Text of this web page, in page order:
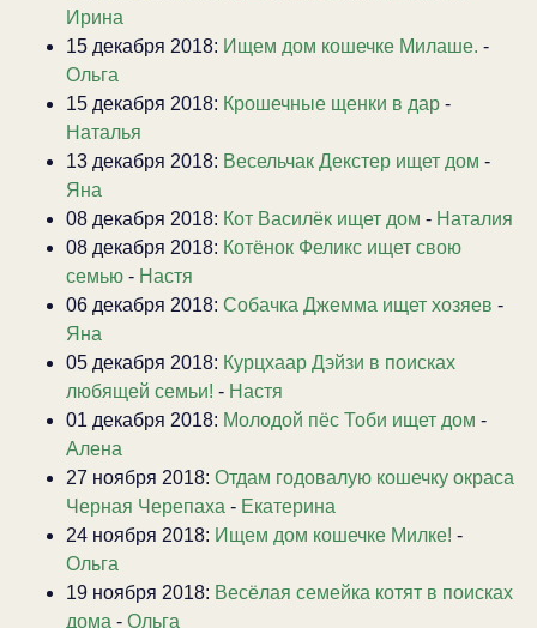
Ирина
15 декабря 2018: Ищем дом кошечке Милаше. -
Ольга
15 декабря 2018: Крошечные щенки в дар -
Наталья
13 декабря 2018: Весельчак Декстер ищет дом -
Яна
08 декабря 2018: Кот Василёк ищет дом - Наталия
08 декабря 2018: Котёнок Феликс ищет свою
семью - Настя
06 декабря 2018: Собачка Джемма ищет хозяев -
Яна
05 декабря 2018: Курцхаар Дэйзи в поисках
любящей семьи! - Настя
01 декабря 2018: Молодой пёс Тоби ищет дом -
Алена
27 ноября 2018: Отдам годовалую кошечку окраса
Черная Черепаха - Екатерина
24 ноября 2018: Ищем дом кошечке Милке! -
Ольга
19 ноября 2018: Весёлая семейка котят в поисках
дома - Ольга